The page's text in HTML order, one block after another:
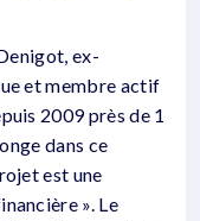
ex-
et membre actif
2009 près de 1
dans ce
est une
». Le